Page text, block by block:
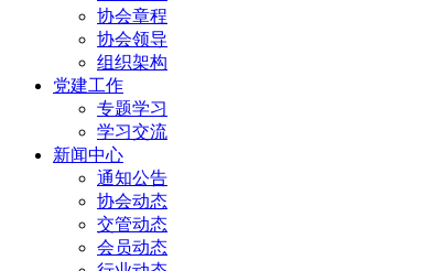
协会章程
协会领导
组织架构
党建工作
专题学习
学习交流
新闻中心
通知公告
协会动态
交管动态
会员动态